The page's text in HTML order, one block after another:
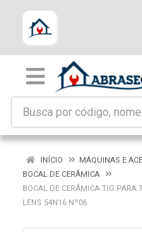
INÍCIO
MÁQUINAS E
BOCAL DE CERÂMICA
BOCAL DE CERÂMICA TIG PARA
LENS 54N16 Nº06